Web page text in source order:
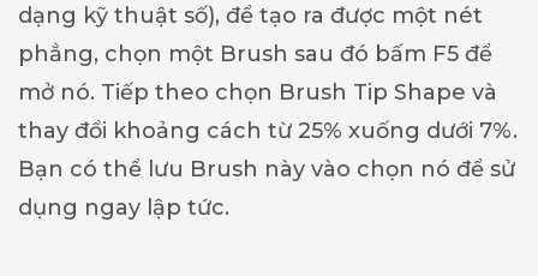
dạng kỹ thuật số), để tạo ra được một nét
phẳng, chọn một Brush sau đó bấm F5 để
mở nó. Tiếp theo chọn Brush Tip Shape và
thay đổi khoảng cách từ 25% xuống dưới 7%.
Bạn có thể lưu Brush này vào chọn nó để sử
dụng ngay lập tức.